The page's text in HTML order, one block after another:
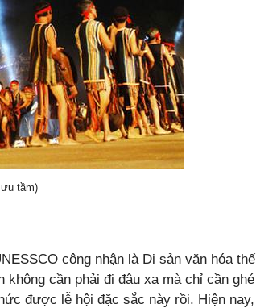
tầm)
công nhận là Di sản văn hóa thế
cần phải đi đâu xa mà chỉ cần ghé
được lễ hội đặc sắc này rồi. Hiện nay,